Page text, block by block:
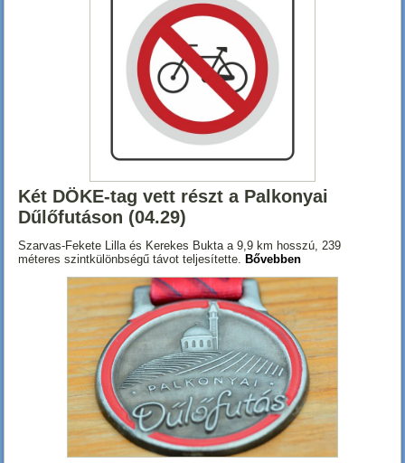
Két DÖKE-tag vett részt a Palkonyai
Dűlőfutáson (04.29)
Szarvas-Fekete Lilla és Kerekes Bukta a 9,9 km hosszú, 239
méteres szintkülönbségű távot teljesítette.
Bővebben